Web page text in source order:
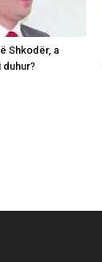
Shkodër, a
duhur?